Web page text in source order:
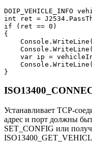
DOIP_VEHICLE_INFO
int ret =
if (ret == 0)
{
var ip =
}
Устанавливает TCP-
адрес и порт должны
SET_CONFIG или